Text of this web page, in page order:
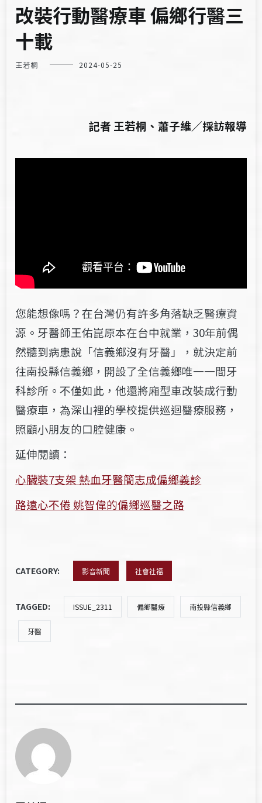
改裝行動醫療車 偏鄉行醫三
十載
王若桐 2024-05-25
記者 王若桐、蕭子維／採訪報導
您能想像嗎？在台灣仍有許多角落缺乏醫療資
源。牙醫師王佑崑原本在台中就業，30年前偶
然聽到病患說「信義鄉沒有牙醫」，就決定前
往南投縣信義鄉，開設了全信義鄉唯一一間牙
科診所。不僅如此，他還將廂型車改裝成行動
醫療車，為深山裡的學校提供巡迴醫療服務，
照顧小朋友的口腔健康。
延伸閱讀：
心臟裝7支架 熱血牙醫簡志成偏鄉義診
路遠心不倦 姚智偉的偏鄉巡醫之路
CATEGORY: 影音新聞 社會社福
TAGGED: ISSUE_2311 偏鄉醫療 南投縣信義鄉
牙醫